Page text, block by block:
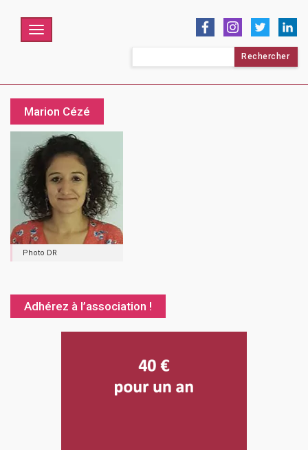
Menu
Marion Cézé
Photo DR
Adhérez à l’association !